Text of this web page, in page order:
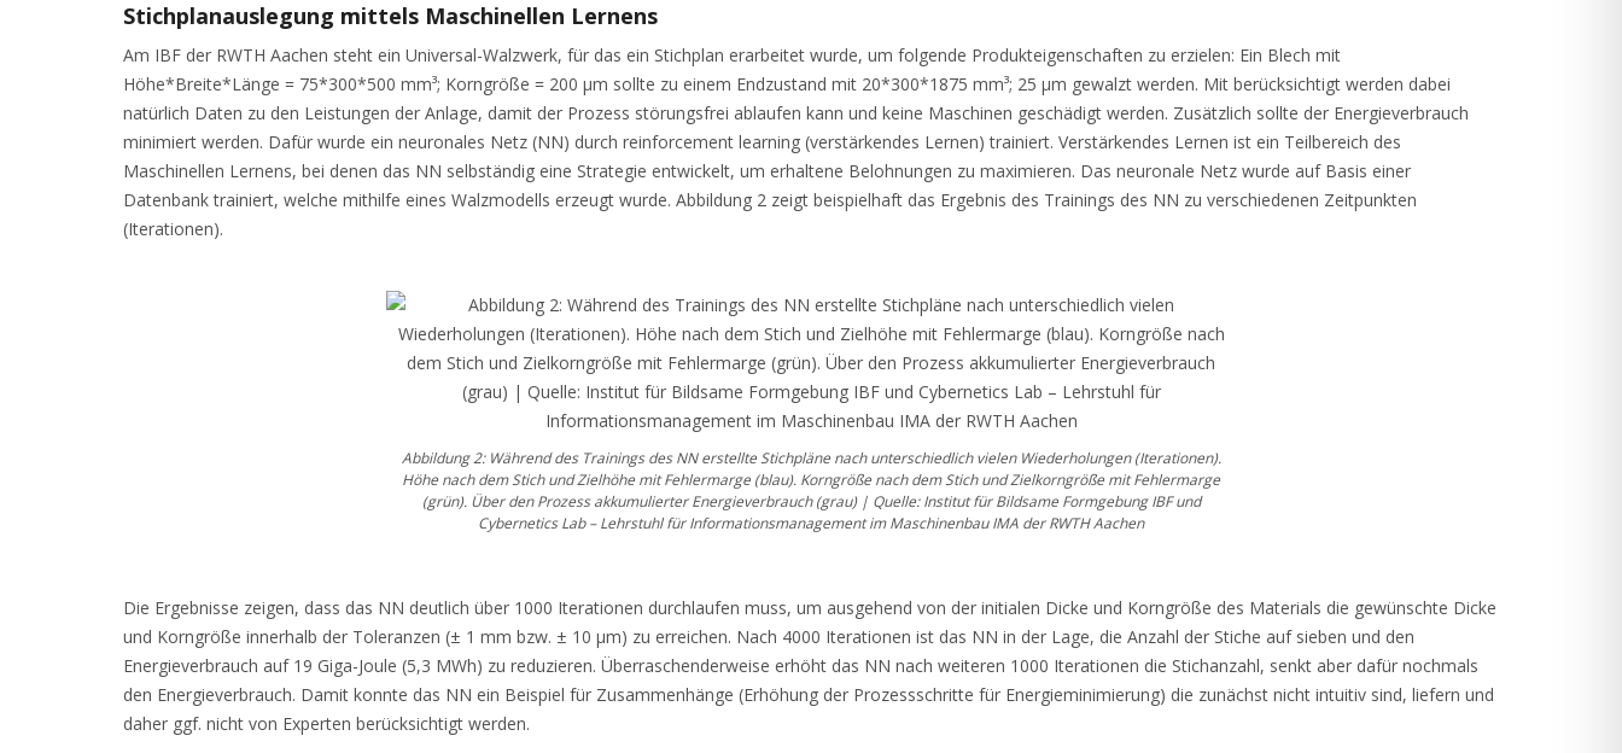
Stichplanauslegung mittels Maschinellen Lernens
Am IBF der RWTH Aachen steht ein Universal-Walzwerk, für das ein Stichplan erarbeitet wurde, um folgende Produkteigenschaften zu erzielen: Ein Blech mit
Höhe*Breite*Länge = 75*300*500 mm³; Korngröße = 200 µm sollte zu einem Endzustand mit 20*300*1875 mm³; 25 µm gewalzt werden. Mit berücksichtigt werden dabei
natürlich Daten zu den Leistungen der Anlage, damit der Prozess störungsfrei ablaufen kann und keine Maschinen geschädigt werden. Zusätzlich sollte der Energieverbrauch
minimiert werden. Dafür wurde ein neuronales Netz (NN) durch reinforcement learning (verstärkendes Lernen) trainiert. Verstärkendes Lernen ist ein Teilbereich des
Maschinellen Lernens, bei denen das NN selbständig eine Strategie entwickelt, um erhaltene Belohnungen zu maximieren. Das neuronale Netz wurde auf Basis einer
Datenbank trainiert, welche mithilfe eines Walzmodells erzeugt wurde. Abbildung 2 zeigt beispielhaft das Ergebnis des Trainings des NN zu verschiedenen Zeitpunkten
(Iterationen).
Abbildung 2: Während des Trainings des NN erstellte Stichpläne nach unterschiedlich vielen Wiederholungen (Iterationen).
Höhe nach dem Stich und Zielhöhe mit Fehlermarge (blau). Korngröße nach dem Stich und Zielkorngröße mit Fehlermarge
(grün). Über den Prozess akkumulierter Energieverbrauch (grau) | Quelle: Institut für Bildsame Formgebung IBF und
Cybernetics Lab – Lehrstuhl für Informationsmanagement im Maschinenbau IMA der RWTH Aachen
Die Ergebnisse zeigen, dass das NN deutlich über 1000 Iterationen durchlaufen muss, um ausgehend von der initialen Dicke und Korngröße des Materials die gewünschte Dicke
und Korngröße innerhalb der Toleranzen (± 1 mm bzw. ± 10 µm) zu erreichen. Nach 4000 Iterationen ist das NN in der Lage, die Anzahl der Stiche auf sieben und den
Energieverbrauch auf 19 Giga-Joule (5,3 MWh) zu reduzieren. Überraschenderweise erhöht das NN nach weiteren 1000 Iterationen die Stichanzahl, senkt aber dafür nochmals
den Energieverbrauch. Damit konnte das NN ein Beispiel für Zusammenhänge (Erhöhung der Prozessschritte für Energieminimierung) die zunächst nicht intuitiv sind, liefern und
daher ggf. nicht von Experten berücksichtigt werden.